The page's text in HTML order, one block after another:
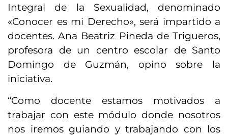
Integral de la Sexualidad, denominado
«Conocer es mi Derecho», será impartido a
docentes. Ana Beatriz Pineda de Trigueros,
profesora de un centro escolar de Santo
Domingo de Guzmán, opino sobre la
iniciativa.
“Como docente estamos motivados a
trabajar con este módulo donde nosotros
nos iremos guiando y trabajando con los